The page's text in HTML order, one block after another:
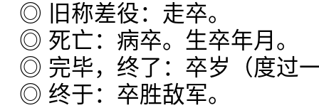
◎ 旧称差役：走卒。
◎ 死亡：病卒。生卒年月。
◎ 完毕，终了：卒岁（度过
◎ 终于：卒胜敌军。